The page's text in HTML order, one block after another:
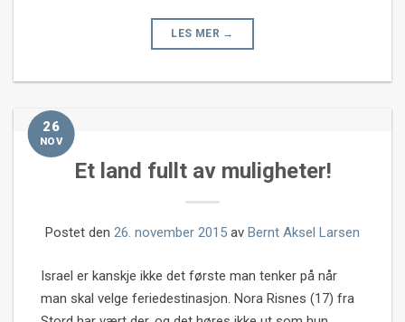
LES MER →
26
NOV
Et land fullt av muligheter!
Postet den 26. november 2015 av Bernt Aksel Larsen
Israel er kanskje ikke det første man tenker på når
man skal velge feriedestinasjon. Nora Risnes (17) fra